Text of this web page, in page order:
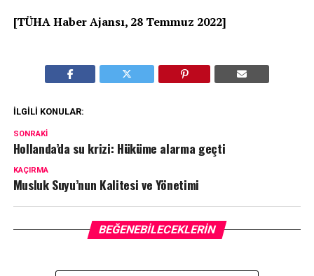
[TÜHA Haber Ajansı, 28 Temmuz 2022]
İLGILI KONULAR:
SONRAKI
Hollanda’da su krizi: Hüküme alarma geçti
KAÇIRMA
Musluk Suyu’nun Kalitesi ve Yönetimi
BEĞENEBILECEKLERIN